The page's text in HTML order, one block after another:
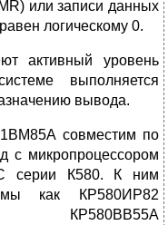
или записи данных
логическому 0.
активный уровень
выполняется
вывода.
совместим по
с микропроцессором
серии К580. К ним
как КР580ИР82
КР580ВВ55А